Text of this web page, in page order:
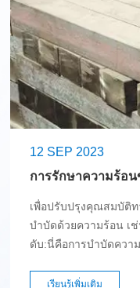
12 SEP 2023
การรักษาความร้อน
เพื่อปรับปรุงคุณสมบัติท
บำบัดด้วยความร้อน เ
ดับ:นี่คือการบำบัดควา
ความเครียดภายในใน
เรียนรู้เพิ่มเติม